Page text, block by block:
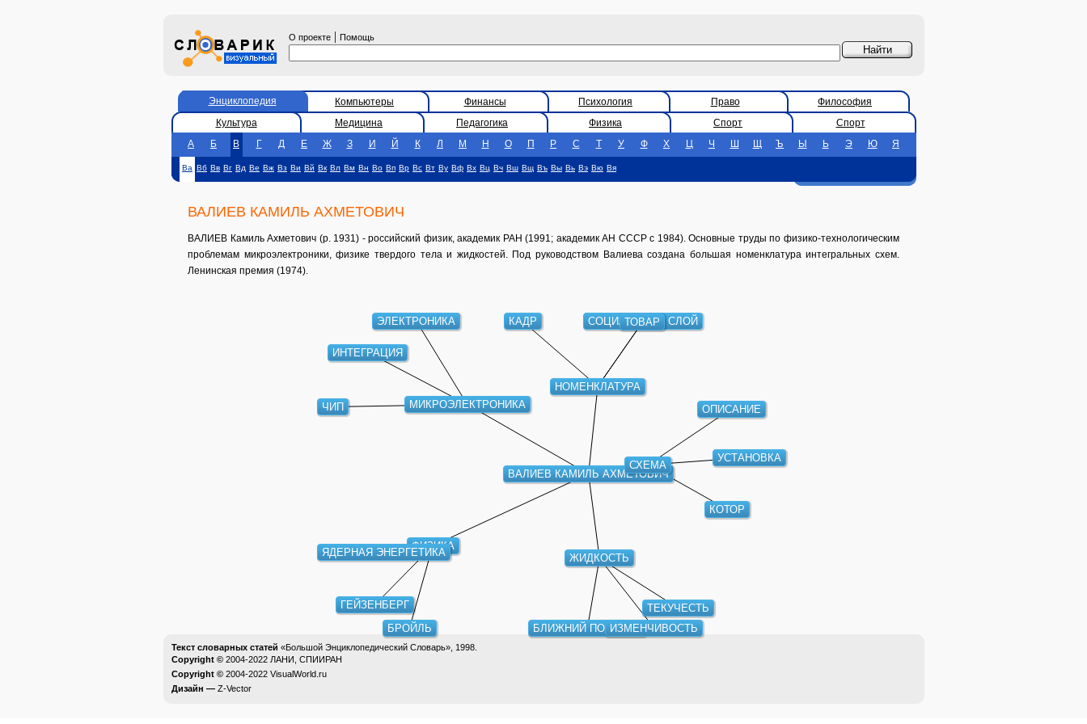
О проекте | Помощь
Энциклопедия Компьютеры Финансы Психология Право
Философия
Культура
Медицина Педагогика Физика Спорт
Спорт
А
Б В Г Д Е Ж З И Й К Л М Н О П Р С Т У Ф Х Ц Ч Ш Щ Ъ Ы Ь Э Ю Я
Ва Вб Вв Вг Вд Ве Вж Вз Ви Вй Вк Вл Вм Вн Во Вп Вр Вс Вт Ву Вф Вх Вц Вч Вш Вщ Въ Вы Вь Вэ Вю Вя
ВАЛИЕВ КАМИЛЬ АХМЕТОВИЧ
ВАЛИЕВ Камиль Ахметович (р. 1931) - российский физик, академик РАН (1991; академик АН СССР с 1984). Основные труды по физико-технологическим
проблемам микроэлектроники, физике твердого тела и жидкостей. Под руководством Валиева создана большая номенклатура интегральных схем.
Ленинская премия (1974).
ВАЛИЕВ КАМИЛЬ АХМЕТОВИЧ
МИКРОЭЛЕКТРОНИКА
НОМЕНКЛАТУРА
СХЕМА
ФИЗИКА
ЖИДКОСТЬ
ЧИП
ИНТЕГРАЦИЯ
ЭЛЕКТРОНИКА СОЦИАЛЬНЫЙ СЛОЙ
КАДР ТОВАР
ОПИСАНИЕ
УСТАНОВКА
КОТОР
ЯДЕРНАЯ ЭНЕРГЕТИКА
ГЕЙЗЕНБЕРГ
БРОЙЛЬ
БЛИЖНИЙ ПОРЯДОК
ТЕКУЧЕСТЬ
ИЗМЕНЧИВОСТЬ
Текст словарных статей «Большой Энциклопедический Словарь», 1998.
Copyright © 2004-2022 ЛАНИ, СПИИРАН
Copyright © 2004-2022 VisualWorld.ru
Дизайн — Z-Vector